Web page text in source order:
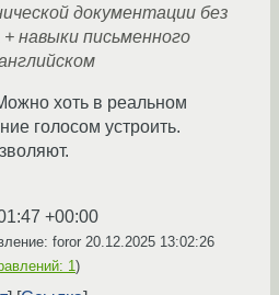
документации без
+ навыки письменного
хоть в реальном
голосом устроить.
+00:00
foror 20.12.2025 13:02:26
1)